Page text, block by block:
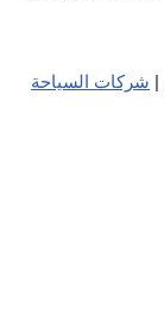
| شركات السياحة